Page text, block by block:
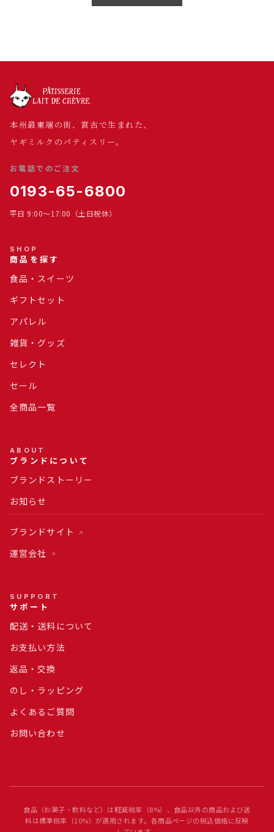
本州最東端の街、宮古で生まれた、
ヤギミルクのパティスリー。
お電話でのご注文
0193-65-6800
平日 9:00～17:00（土日祝休）
SHOP
商品を探す
食品・スイーツ
ギフトセット
アパレル
雑貨・グッズ
セレクト
セール
全商品一覧
ABOUT
ブランドについて
ブランドストーリー
お知らせ
ブランドサイト
運営会社
SUPPORT
サポート
配送・送料について
お支払い方法
返品・交換
のし・ラッピング
よくあるご質問
お問い合わせ
食品（お菓子・飲料など）は軽減税率（8%）、食品以外の商品および送
料は標準税率（10%）が適用されます。各商品ページの税込価格に反映